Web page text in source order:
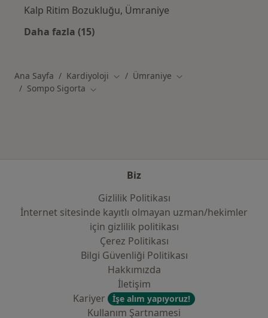
Kalp Ritim Bozukluğu, Ümraniye
Daha fazla (15)
Ana Sayfa Kardiyoloji Şehir değiştir
Ümraniye Şehir değiştir
Sompo Sigorta Şehir değiştir
Biz
Gizlilik Politikası
İnternet sitesinde kayıtlı olmayan uzman/hekimler
i̇çin gizlilik politikası
Çerez Politikası
Bilgi Güvenliği Politikası
Hakkımızda
İletişim
Kariyer
İşe alım yapıyoruz!
Kullanım Şartnamesi